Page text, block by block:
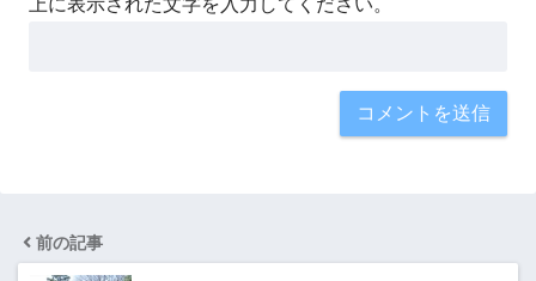
上に表示された文字を入力してください。
前の記事